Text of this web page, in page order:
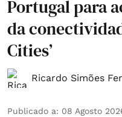
Portugal para
da
Cities’
Ricardo Simões
Publicado a: 08 Agosto